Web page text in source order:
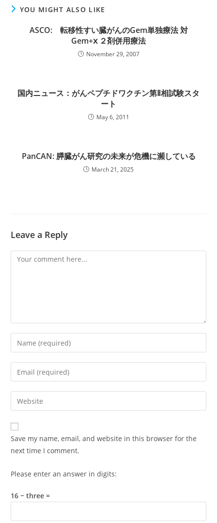
YOU MIGHT ALSO LIKE
ASCO: 転移性すい臓がんのGem単独療法 対
Gem+ⅹ ２剤併用療法
November 29, 2007
国内ニュース：がんペプチドワクチン第Ⅱ相試験スタ
ート
May 6, 2011
PanCAN: 膵臓がん研究の未来が危機に瀕している
March 21, 2025
Leave a Reply
Comment
Enter
your
name
comment
Enter
your
email
address
comment
Enter
your
website
URL
(optional)
Save my name, email, and website in this browser for the
next time I comment.
Please enter an answer in digits:
16 − three =